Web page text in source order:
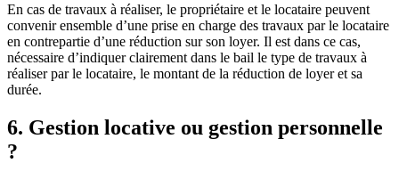
En cas de travaux à réaliser, le propriétaire et le locataire peuvent
convenir ensemble d’une prise en charge des travaux par le locataire
en contrepartie d’une réduction sur son loyer. Il est dans ce cas,
nécessaire d’indiquer clairement dans le bail le type de travaux à
réaliser par le locataire, le montant de la réduction de loyer et sa
durée.
6. Gestion locative ou gestion personnelle
?